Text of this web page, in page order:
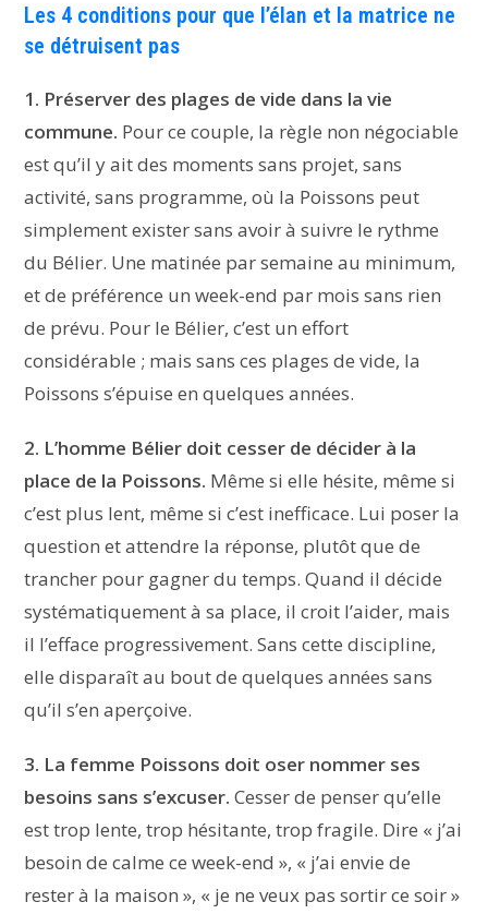
Les 4 conditions pour que l’élan et la matrice ne
se détruisent pas
1. Préserver des plages de vide dans la vie
commune. Pour ce couple, la règle non négociable
est qu’il y ait des moments sans projet, sans
activité, sans programme, où la Poissons peut
simplement exister sans avoir à suivre le rythme
du Bélier. Une matinée par semaine au minimum,
et de préférence un week-end par mois sans rien
de prévu. Pour le Bélier, c’est un effort
considérable ; mais sans ces plages de vide, la
Poissons s’épuise en quelques années.
2. L’homme Bélier doit cesser de décider à la
place de la Poissons. Même si elle hésite, même si
c’est plus lent, même si c’est inefficace. Lui poser la
question et attendre la réponse, plutôt que de
trancher pour gagner du temps. Quand il décide
systématiquement à sa place, il croit l’aider, mais
il l’efface progressivement. Sans cette discipline,
elle disparaît au bout de quelques années sans
qu’il s’en aperçoive.
3. La femme Poissons doit oser nommer ses
besoins sans s’excuser. Cesser de penser qu’elle
est trop lente, trop hésitante, trop fragile. Dire « j’ai
besoin de calme ce week-end », « j’ai envie de
rester à la maison », « je ne veux pas sortir ce soir »